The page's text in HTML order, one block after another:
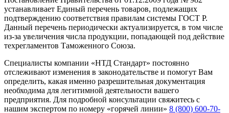
устанавливает Единый перечень товаров, подлежащих
подтверждению соответствия правилам системы ГОСТ Р.
Данный перечень периодически актуализируется, в том числе
из-за увеличения числа продукции, попадающей под действие
техрегламентов Таможенного Союза.
Специалисты компании «НТД Стандарт» постоянно
отслеживают изменения в законодательстве и помогут Вам
определить, какая именно разрешительная документация
необходима для легитимной деятельности вашего
предприятия. Для подробной консультации свяжитесь с
нашим экспертом по номеру «горячей линии» 8 (800) 600-70-